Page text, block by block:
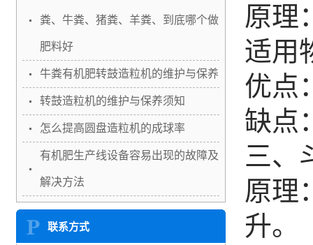
原理
适用
优点
缺点
三、
原理
升。
粪、牛粪、猪粪、羊粪、到底哪个做
肥料好
牛粪有机肥转鼓造粒机的维护与保养
转鼓造粒机的维护与保养须知
怎么提高圆盘造粒机的成球率
有机肥生产线设备容易出现的故障及
解决方法
联系方式